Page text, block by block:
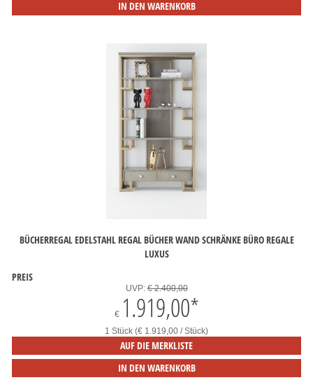
IN DEN WARENKORB
BÜCHERREGAL EDELSTAHL REGAL BÜCHER WAND SCHRÄNKE BÜRO REGALE
LUXUS
PREIS
UVP:€ 2.400,00
€ 1.919,00*
1 Stück (€ 1.919,00 / Stück)
AUF DIE MERKLISTE
IN DEN WARENKORB